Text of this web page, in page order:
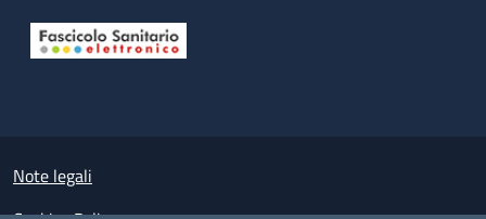
Small prints
Note legali